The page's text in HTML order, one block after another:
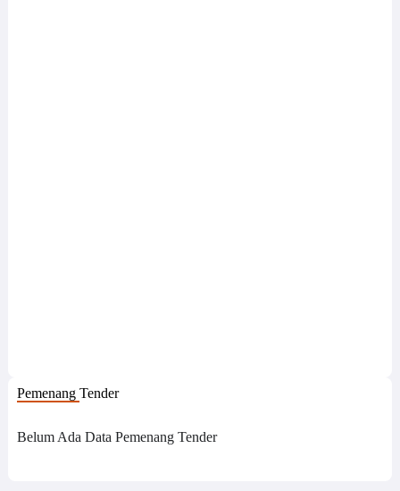
Pemenang Tender
Belum Ada Data Pemenang Tender